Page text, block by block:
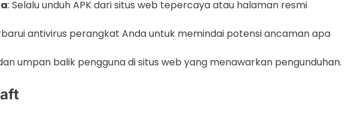
: Selalu unduh APK dari situs web tepercaya atau halaman resmi
antivirus perangkat Anda untuk memindai potensi ancaman apa
umpan balik pengguna di situs web yang menawarkan pengunduhan.